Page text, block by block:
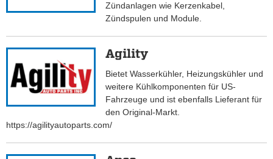
Zündanlagen wie Kerzenkabel,
Zündspulen und Module.
Agility
Bietet Wasserkühler, Heizungskühler und
weitere Kühlkomponenten für US-
Fahrzeuge und ist ebenfalls Lieferant für
den Original-Markt.
https://agilityautoparts.com/